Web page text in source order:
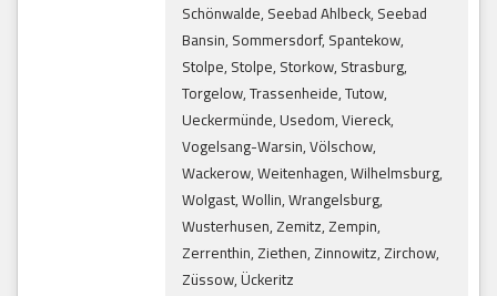
Schönwalde, Seebad Ahlbeck, Seebad
Bansin, Sommersdorf, Spantekow,
Stolpe, Stolpe, Storkow, Strasburg,
Torgelow, Trassenheide, Tutow,
Ueckermünde, Usedom, Viereck,
Vogelsang-Warsin, Völschow,
Wackerow, Weitenhagen, Wilhelmsburg,
Wolgast, Wollin, Wrangelsburg,
Wusterhusen, Zemitz, Zempin,
Zerrenthin, Ziethen, Zinnowitz, Zirchow,
Züssow, Ückeritz